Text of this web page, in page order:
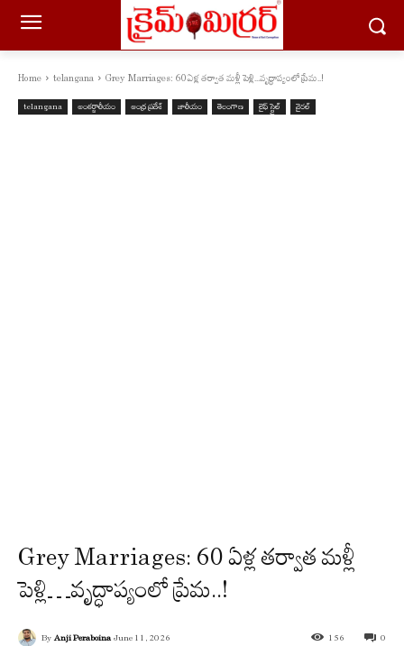
Home telangana Grey Marriages: 60 ఏళ్ల తర్వాత మళ్లీ పెళ్లి...వృద్ధాప్యంలో ప్రేమ..!
telangana అంతర్జాతీయం ఆంధ్ర ప్రదేశ్ జాతీయం తెలంగాణ లైఫ్ స్టైల్ వైరల్
Grey Marriages: 60 ఏళ్ల తర్వాత మళ్లీ
పెళ్లి…వృద్ధాప్యంలో ప్రేమ..!
By Anji Peraboina June 11, 2026 0
156